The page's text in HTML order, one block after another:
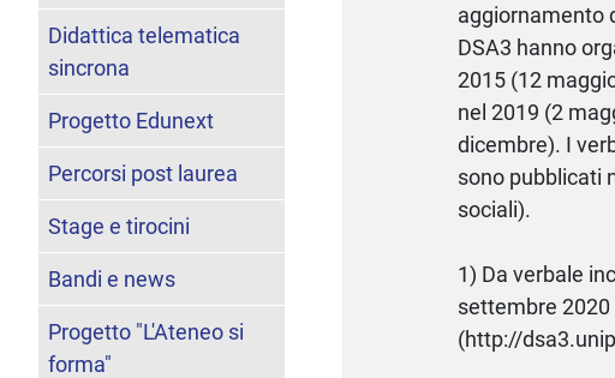
aggiornamento
DSA3 hanno
2015 (12
nel 2019 (2
dicembre). I
sono pubblicati
sociali).
1) Da verbale
settembre 2020
(http://
Didattica telematica
sincrona
Progetto Edunext
Percorsi post laurea
Stage e tirocini
Bandi e news
Progetto "L'Ateneo si
forma"